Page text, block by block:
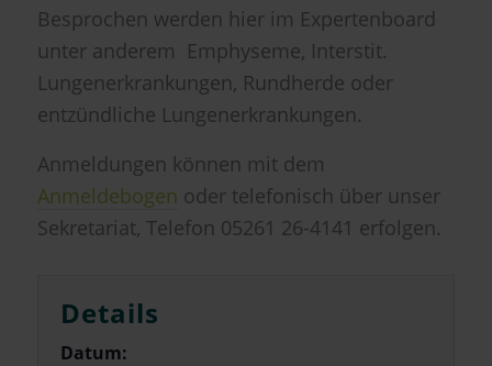
Besprochen werden hier im Expertenboard
unter anderem Emphyseme, Interstit.
Lungenerkrankungen, Rundherde oder
entzündliche Lungenerkrankungen.
Anmeldungen können mit dem
Anmeldebogen oder telefonisch über unser
Sekretariat, Telefon 05261 26-4141 erfolgen.
Details
Datum: